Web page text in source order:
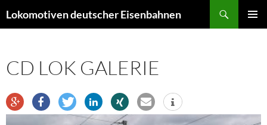
Inhalt
Lokomotiven deutscher Eisenbahnen
CD LOK GALERIE